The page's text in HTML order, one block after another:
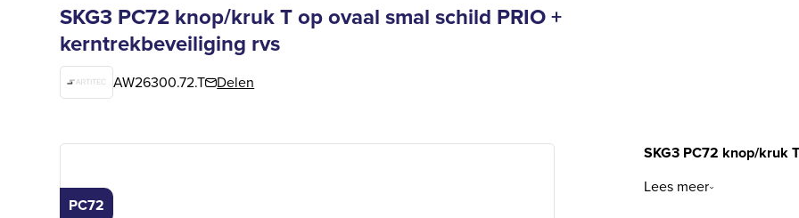
SKG3 PC72 knop/kruk T op ovaal smal schild PRIO +
kerntrekbeveiliging rvs
AW26300.72.T Delen
PC72
SKG3 PC72 knop/kruk
Lees meer